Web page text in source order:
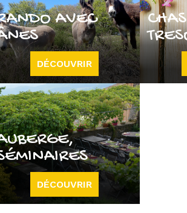
AVEC
DÉCOUVRIR
DÉCOUVRIR